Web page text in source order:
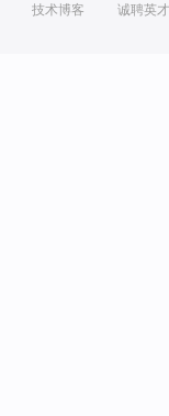
技术博客 诚聘英才